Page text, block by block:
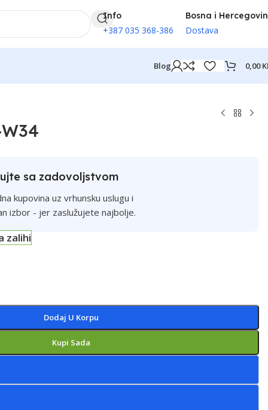
Info
+387 035 368-386
Bosna i
Dostava
Blog 0,00
sa zadovoljstvom
kupovina uz vrhunsku uslugu i
izbor - jer zaslužujete najbolje.
zalihi
Dodaj U Korpu
Kupi Sada